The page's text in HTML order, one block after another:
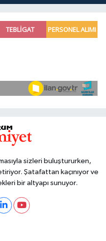
sizleri buluştururken,
Şatafattan kaçınıyor ve
bir altyapı sunuyor.